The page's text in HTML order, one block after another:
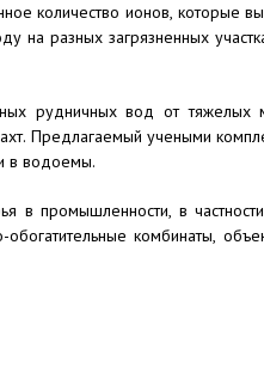
количество ионов, которые
разных загрязненных
рудничных вод от тяжелых
Предлагаемый учеными
в водоемы.
в промышленности, в
комбинаты,